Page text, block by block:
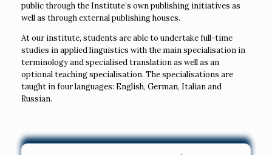
public through the Institute’s own publishing initiatives as
well as through external publishing houses.
At our institute, students are able to undertake full-time
studies in applied linguistics with the main specialisation in
terminology and specialised translation as well as an
optional teaching specialisation. The specialisations are
taught in four languages: English, German, Italian and
Russian.